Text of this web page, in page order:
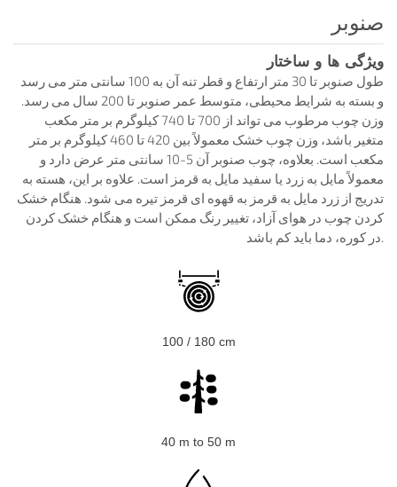
صنوبر
ویژگی ها و ساختار
طول صنوبر تا 30 متر ارتفاع و قطر تنه آن به 100 سانتی متر می رسد
و بسته به شرایط محیطی، متوسط ​​عمر صنوبر تا 200 سال می رسد.
وزن چوب مرطوب می تواند از 700 تا 740 کیلوگرم بر متر مکعب
متغیر باشد، وزن چوب خشک معمولاً بین 420 تا 460 کیلوگرم بر متر
مکعب است. بعلاوه، چوب صنوبر آن 5-10 سانتی متر عرض دارد و
معمولاً مایل به زرد یا سفید مایل به قرمز است. علاوه بر این، هسته به
تدریج از زرد مایل به قرمز به قهوه ای قرمز تیره می شود. هنگام خشک
کردن چوب در هوای آزاد، تغییر رنگ ممکن است و هنگام خشک کردن
در کوره، دما باید کم باشد.
100 / 180 сm
40 m to 50 m